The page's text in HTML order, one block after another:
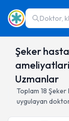
Doktor,
Şeker
Uzmanlar
Toplam 18 Şeker
uygulayan